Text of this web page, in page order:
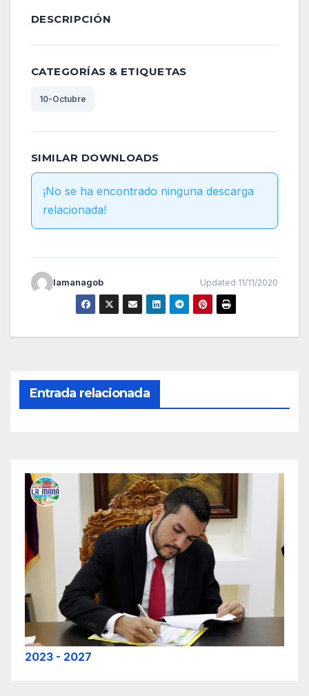
DESCRIPCIÓN
CATEGORÍAS & ETIQUETAS
10-Octubre
SIMILAR DOWNLOADS
¡No se ha encontrado ninguna descarga
relacionada!
lamanagob Updated 11/11/2020
Entrada relacionada
2023 - 2027